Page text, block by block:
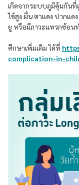
เกิดจากระบบภูมิคุ้มกันที่
ไข้สูง ผื่น ตาแดง ปากแด
ยู หรือมีภาวะแทรกซ้อน
ศึกษาเพิ่มเติม ได้ที่
complication-in-